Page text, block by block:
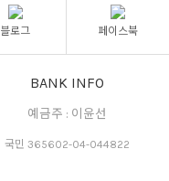
블로그 페이스북
BANK INFO
예금주 : 이윤선
국민 365602-04-044822